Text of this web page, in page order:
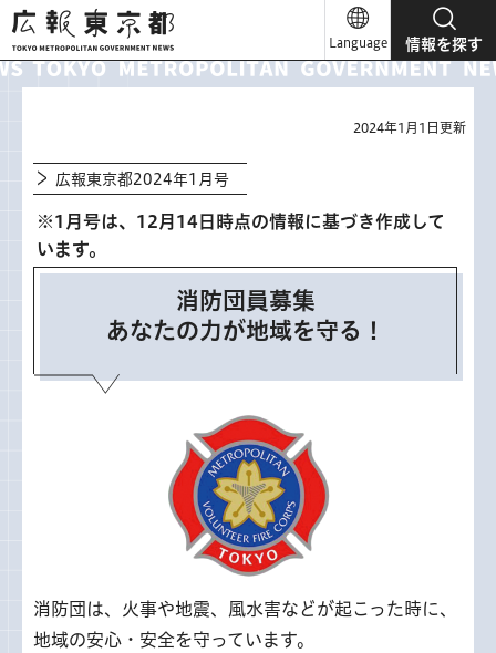
広報東京都
Language 情報を探す
2024年1月1日更新
広報東京都2024年1月号
※1月号は、12月14日時点の情報に基づき作成して
います。
消防団員募集
あなたの力が地域を守る！
消防団は、火事や地震、風水害などが起こった時に、
地域の安心・安全を守っています。